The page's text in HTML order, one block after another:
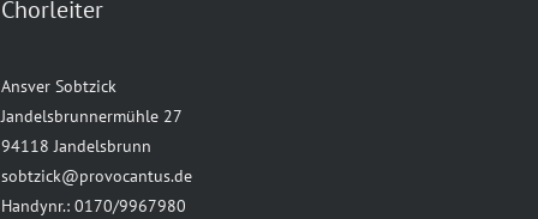
Chorleiter
Ansver Sobtzick
Jandelsbrunnermühle 27
94118 Jandelsbrunn
sobtzick@provocantus.de
Handynr.: 0170/9967980